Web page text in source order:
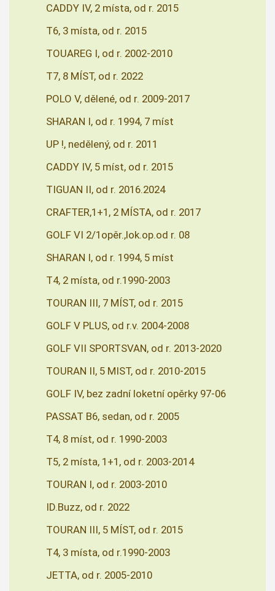
CADDY IV, 2 místa, od r. 2015
T6, 3 místa, od r. 2015
TOUAREG I, od r. 2002-2010
T7, 8 MÍST, od r. 2022
POLO V, dělené, od r. 2009-2017
SHARAN I, od r. 1994, 7 míst
UP !, nedělený, od r. 2011
CADDY IV, 5 míst, od r. 2015
TIGUAN II, od r. 2016.2024
CRAFTER,1+1, 2 MÍSTA, od r. 2017
GOLF VI 2/1opěr.,lok.op.od r. 08
SHARAN I, od r. 1994, 5 míst
T4, 2 místa, od r.1990-2003
TOURAN III, 7 MÍST, od r. 2015
GOLF V PLUS, od r.v. 2004-2008
GOLF VII SPORTSVAN, od r. 2013-2020
TOURAN II, 5 MIST, od r. 2010-2015
GOLF IV, bez zadní loketní opěrky 97-06
PASSAT B6, sedan, od r. 2005
T4, 8 míst, od r. 1990-2003
T5, 2 místa, 1+1, od r. 2003-2014
TOURAN I, od r. 2003-2010
ID.Buzz, od r. 2022
TOURAN III, 5 MÍST, od r. 2015
T4, 3 místa, od r.1990-2003
JETTA, od r. 2005-2010